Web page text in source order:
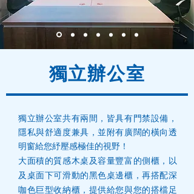
獨立辦公室
獨立辦公室共有兩間，皆具有門禁設備，
隱私與舒適度兼具，並附有廣闊的橫向透
明窗給您紓壓感極佳的視野！
大面積的質感木桌及容量豐富的側櫃，以
及桌面下可滑動的黑色桌邊櫃，再搭配深
咖色巨型收納櫃，提供給您與您的搭檔足